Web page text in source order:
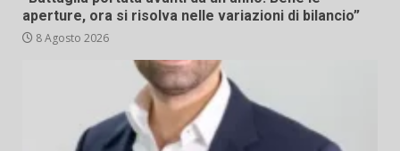
aperture, ora si risolva nelle variazioni di bilancio”
8 Agosto 2026